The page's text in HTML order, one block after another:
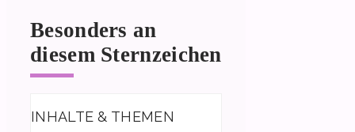
Besonders an
diesem Sternzeichen
INHALTE & THEMEN